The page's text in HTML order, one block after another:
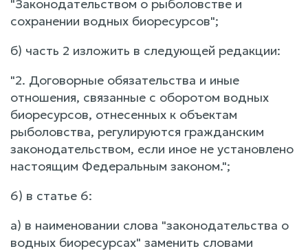
"Законодательством о рыболовстве и
сохранении водных биоресурсов";
б) часть 2 изложить в следующей редакции:
"2. Договорные обязательства и иные
отношения, связанные с оборотом водных
биоресурсов, отнесенных к объектам
рыболовства, регулируются гражданским
законодательством, если иное не установлено
настоящим Федеральным законом.";
6) в статье 6:
а) в наименовании слова "законодательства о
водных биоресурсах" заменить словами